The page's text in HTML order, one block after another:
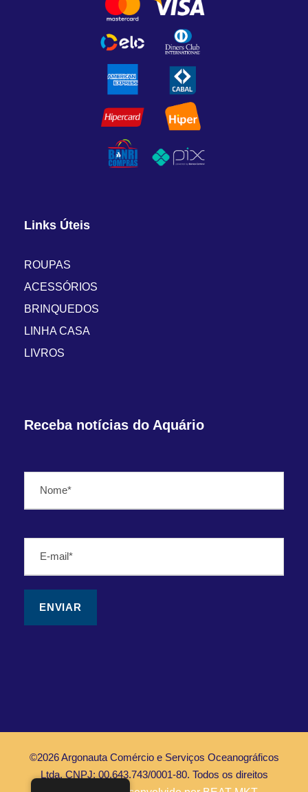
Links Úteis
ROUPAS
ACESSÓRIOS
BRINQUEDOS
LINHA CASA
LIVROS
Receba notícias do Aquário
©2026 Argonauta Comércio e Serviços Oceanográficos
Ltda. CNPJ: 00.643.743/0001-80. Todos os direitos